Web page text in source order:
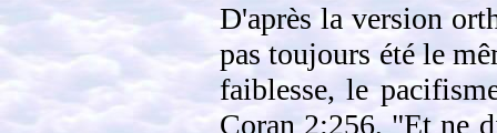
D'après la version
pas toujours été le
faiblesse, le
Coran 2:256, "Et ne